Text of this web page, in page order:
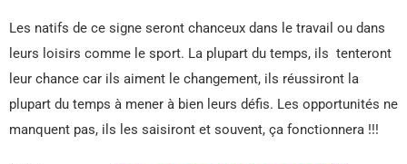
Les natifs de ce signe seront chanceux dans le travail ou dans
leurs loisirs comme le sport. La plupart du temps, ils tenteront
leur chance car ils aiment le changement, ils réussiront la
plupart du temps à mener à bien leurs défis. Les opportunités ne
manquent pas, ils les saisiront et souvent, ça fonctionnera !!!